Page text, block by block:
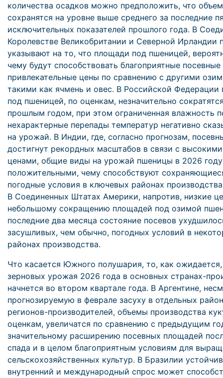
количества осадков можно предположить, что
сохранятся на уровне выше среднего за последние
исключительных показателей прошлого года. В
Королевстве Великобритании и Северной Ирландии
указывают на то, что площади под пшеницей,
чему будут способствовать благоприятные
привлекательные цены по сравнению с другими
такими как ячмень и овес. В Российской
под пшеницей, по оценкам, незначительно
прошлым годом, при этом ограниченная влажность
нехарактерные перепады температур негативно
на урожай. В Индии, где, согласно прогнозам,
достигнут рекордных масштабов в связи с
ценами, общие виды на урожай пшеницы в 2026
положительными, чему способствуют
погодные условия в ключевых районах
В Соединенных Штатах Америки, напротив, низкие
небольшому сокращению площадей под озимой
последние два месяца состояние посевов
засушливых, чем обычно, погодных условий в
районах производства.
Что касается Южного полушария, то, как
зерновых урожая 2026 года в основных странах-
начнется во втором квартале года. В Аргентине,
прогнозируемую в феврале засуху в отдельных
регионов-производителей, объемы производства
оценкам, увеличатся по сравнению с предыдущим
значительному расширению посевных площадей
спада и в целом благоприятным условиям для
сельскохозяйственных культур. В Бразилии
внутренний и международный спрос может